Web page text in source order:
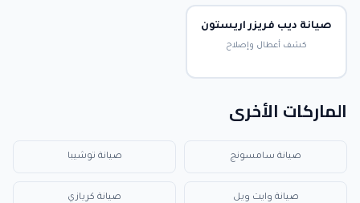
صيانة ديب فريزر اريستون
كشف أعطال وإصلاح
الماركات الأخرى
صيانة سامسونج صيانة توشيبا
صيانة وايت ويل صيانة كريازي